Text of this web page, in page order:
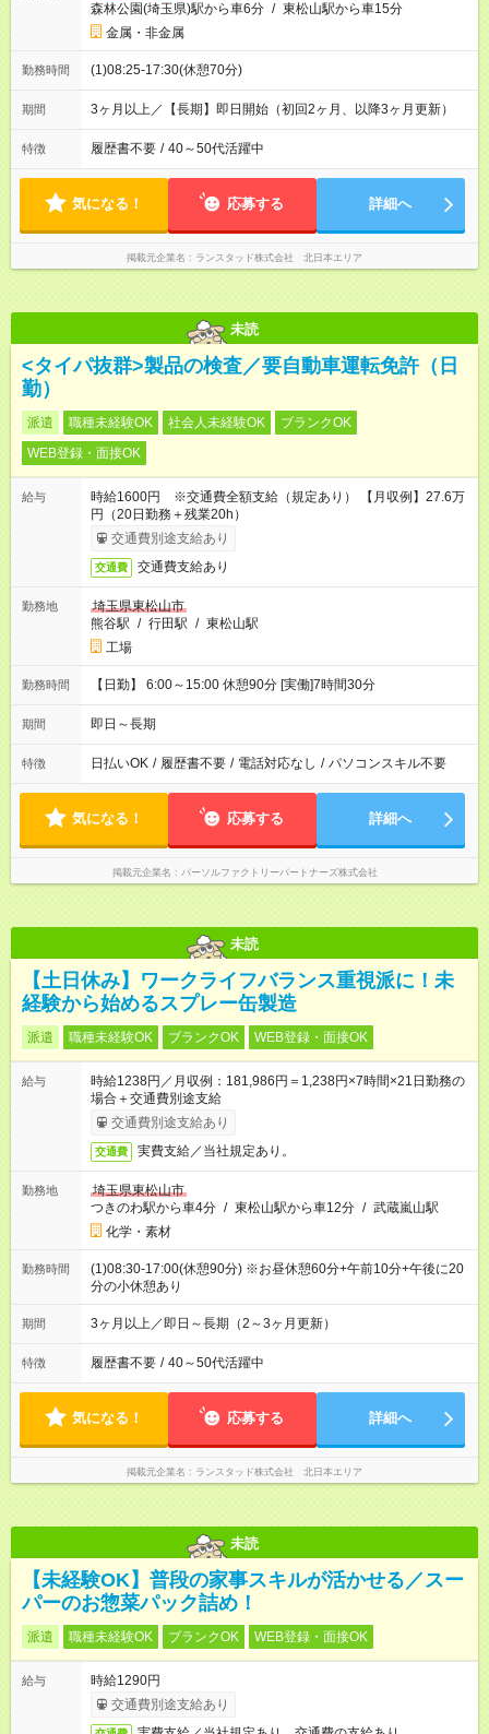
森林公園(埼玉県)駅から車6分 / 東松山駅から車15分
金属・非金属
勤務時間 (1)08:25-17:30(休憩70分)
期間 3ヶ月以上／【長期】即日開始（初回2ヶ月、以降3ヶ月更新）
特徴 履歴書不要 / 40～50代活躍中
気になる！ 応募する 詳細へ
掲載元企業名 ランスタッド株式会社 北日本エリア
未読
<タイパ抜群>製品の検査／要自動車運転免許（日
勤）
派遣 職種未経験OK 社会人未経験OK
ブランクOK
WEB登録・面接OK
給与
時給1600円 ※交通費全額支給（規定あり） 【月収例】27.6万
円（20日勤務＋残業20h）
交通費別途支給あり
交通費 交通費支給あり
勤務地
埼玉県東松山市
熊谷駅 / 行田駅 / 東松山駅
工場
勤務時間 【日勤】 6:00～15:00 休憩90分 [実働]7時間30分
期間 即日～長期
特徴 日払いOK / 履歴書不要 / 電話対応なし / パソコンスキル不要
気になる！ 応募する 詳細へ
掲載元企業名 パーソルファクトリーパートナーズ株式会社
未読
【土日休み】ワークライフバランス重視派に！未
経験から始めるスプレー缶製造
派遣 職種未経験OK ブランクOK WEB登録・面接OK
給与
時給1238円／月収例：181,986円＝1,238円×7時間×21日勤務の
場合＋交通費別途支給
交通費別途支給あり
交通費 実費支給／当社規定あり。
勤務地
埼玉県東松山市
つきのわ駅から車4分 / 東松山駅から車12分 / 武蔵嵐山駅
化学・素材
勤務時間
(1)08:30-17:00(休憩90分) ※お昼休憩60分+午前10分+午後に20
分の小休憩あり
期間 3ヶ月以上／即日～長期（2～3ヶ月更新）
特徴 履歴書不要 / 40～50代活躍中
気になる！ 応募する 詳細へ
掲載元企業名 ランスタッド株式会社 北日本エリア
未読
【未経験OK】普段の家事スキルが活かせる／スー
パーのお惣菜パック詰め！
派遣 職種未経験OK ブランクOK WEB登録・面接OK
給与
時給1290円
交通費別途支給あり